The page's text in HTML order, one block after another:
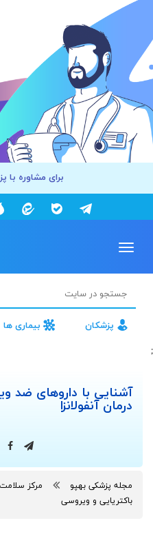
برای مشاوره با
Toggle
پزشکان بیماری ها
;
آشنایی با داروهای ضد
درمان آنفولانزا
مجله پزشکی بهپو مرکز سلامت
باکتریایی و ویروسی